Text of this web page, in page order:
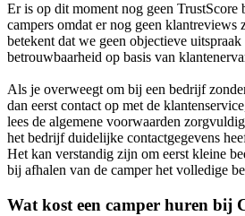
Er is op dit moment nog geen TrustScore
campers omdat er nog geen
betekent dat we geen objectieve
betrouwbaarheid op basis van
Als je overweegt om bij een bedrijf
dan eerst contact op met de
lees de algemene voorwaarden
het bedrijf duidelijke contactgegevens
Het kan verstandig zijn om eerst kleine
bij afhalen van de camper het volledige
Wat kost een camper huren bij